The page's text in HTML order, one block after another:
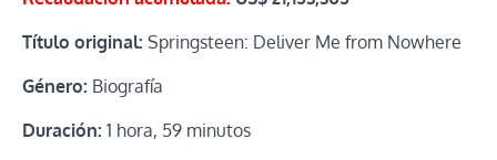
Título original: Springsteen: Deliver Me from Nowhere
Género: Biografía
Duración: 1 hora, 59 minutos